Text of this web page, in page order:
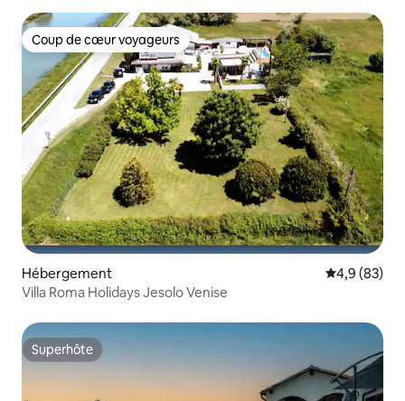
Coup de cœur voyageurs
Coup de cœur voyageurs
Hébergement Évaluation
4,9 (83)
Villa Roma Holidays Jesolo Venise
Superhôte
Superhôte